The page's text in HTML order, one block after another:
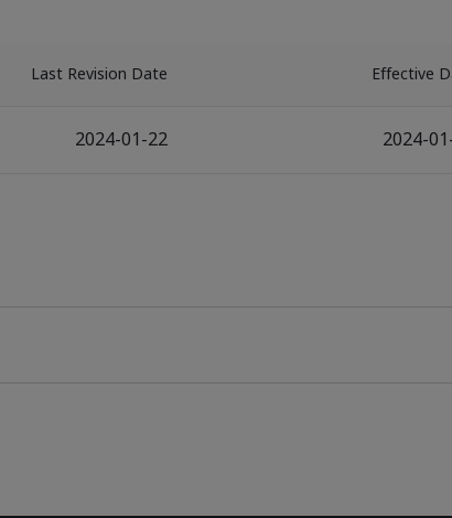
Effective
Last Revision Date
2024-
2024-01-22